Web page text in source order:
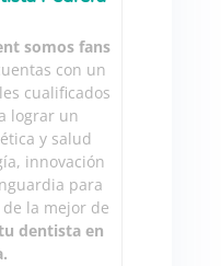
somos fans
con un
cualificados
lograr un
y salud
innovación
para
la mejor de
dentista en